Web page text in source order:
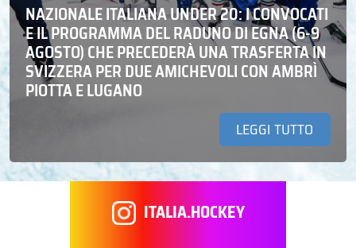
NAZIONALE ITALIANA UNDER 20: I CONVOCATI
E IL PROGRAMMA DEL RADUNO DI EGNA (6-9
AGOSTO) CHE PRECEDERÀ UNA TRASFERTA IN
SVIZZERA PER DUE AMICHEVOLI CON AMBRÌ
PIOTTA E LUGANO
LEGGI TUTTO
ITALIA.HOCKEY